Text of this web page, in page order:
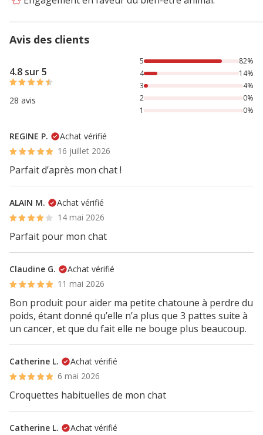
Avis des clients
4.8 sur 5
28 avis
82% des personnes lont noté avec {1} étoiles, 14% des
5
82%
4
14%
3
4%
2
0%
1
0%
REGINE P.
Achat vérifié
16 juillet 2026
Parfait d’après mon chat !
ALAIN M.
Achat vérifié
14 mai 2026
Parfait pour mon chat
Claudine G.
Achat vérifié
11 mai 2026
Bon produit pour aider ma petite chatoune à perdre du
poids, étant donné qu’elle n’a plus que 3 pattes suite à
un cancer, et que du fait elle ne bouge plus beaucoup.
Catherine L.
Achat vérifié
6 mai 2026
Croquettes habituelles de mon chat
Catherine L.
Achat vérifié